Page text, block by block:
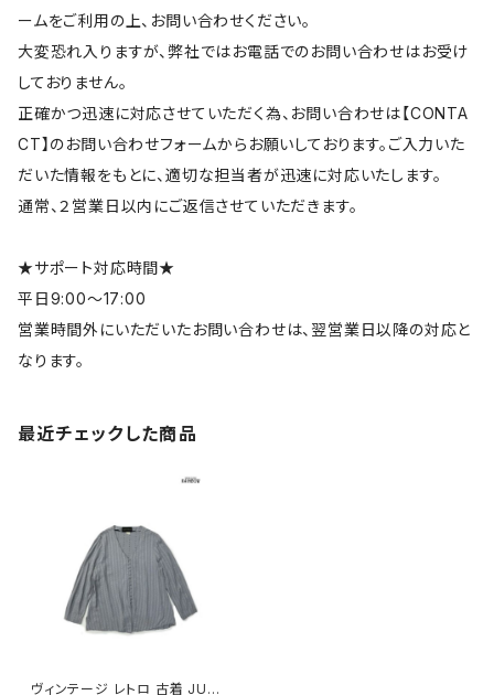
ームをご利用の上、お問い合わせください。
大変恐れ入りますが、弊社ではお電話でのお問い合わせはお受け
しておりません。
正確かつ迅速に対応させていただく為、お問い合わせは【CONTA
CT】のお問い合わせフォームからお願いしております。ご入力いた
だいた情報をもとに、適切な担当者が迅速に対応いたします。
通常、２営業日以内にご返信させていただきます。
★サポート対応時間★
平日9:00～17:00
営業時間外にいただいたお問い合わせは、翌営業日以降の対応と
なります。
最近チェックした商品
ヴィンテージ レトロ 古着 JUS